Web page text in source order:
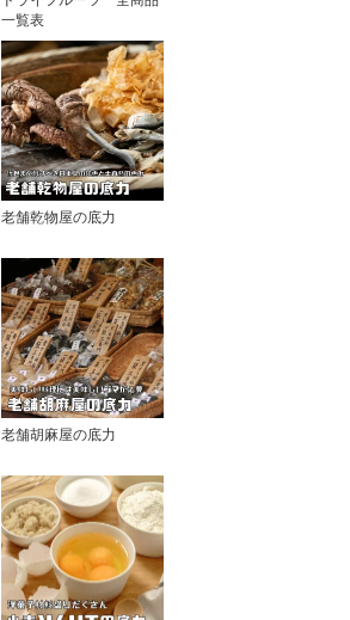
一覧表
老舗乾物屋の底力
老舗胡麻屋の底力